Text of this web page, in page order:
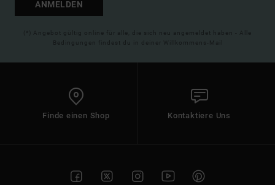
ANMELDEN
(*) Angebot gültig online für alle, die sich neu angemeldet haben - Alle
Bedingungen findest du in deiner Willkommens-Mail
Finde einen Shop Kontaktiere Uns